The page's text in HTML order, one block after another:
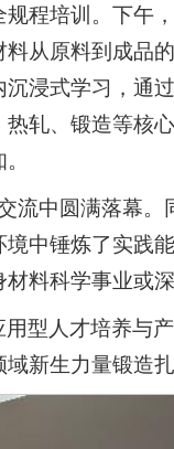
程培训。下午
从原料到成品
浸式学习，通
轧、锻造等核
流中圆满落幕
中锤炼了实践
料科学事业或
型人才培养与
新生力量锻造